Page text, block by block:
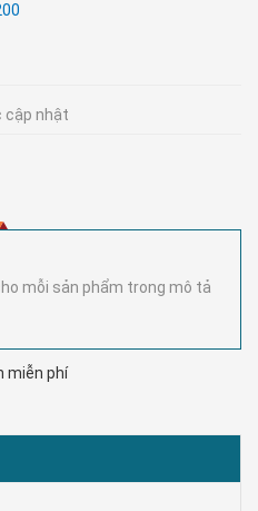
cập nhật
mỗi sản phẩm trong mô tả
miễn phí